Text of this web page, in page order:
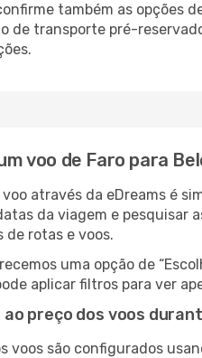
também as opções
de transporte pré-
voo de Faro para
voo através da eDreams é
da viagem e pesquisar
de rotas e voos.
uma opção de
aplicar filtros para ver
preço dos voos
voos são configurados